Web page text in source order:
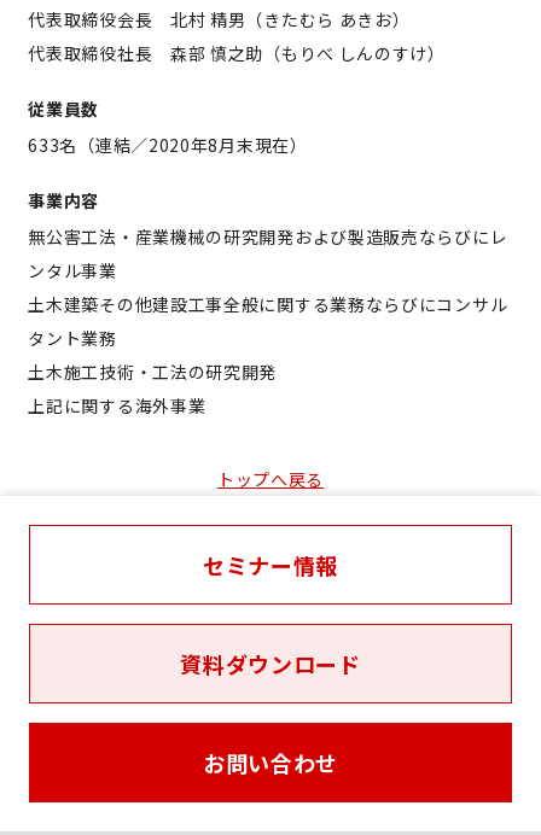
代表取締役会長 北村 精男（きたむら あきお）
代表取締役社長 森部 慎之助（もりべ しんのすけ）
従業員数
633名（連結／2020年8月末現在）
事業内容
無公害工法・産業機械の研究開発および製造販売ならびにレ
ンタル事業
土木建築その他建設工事全般に関する業務ならびにコンサル
タント業務
土木施工技術・工法の研究開発
上記に関する海外事業
トップへ戻る
セミナー情報
資料ダウンロード
お問い合わせ